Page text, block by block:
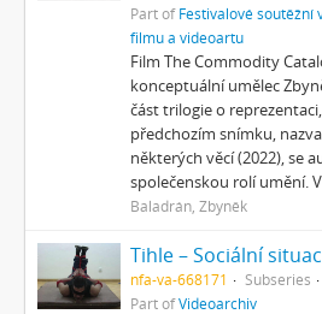
Part ofFestivalové
filmu a videoartu
Film The Commodity
konceptuální umělec
část trilogie o
předchozím snímku,
některých věcí (2022), se
společenskou rolí umění.
Baladrán, Zbyněk
nfa-va-668171 Subseries
Part ofVideoarchiv